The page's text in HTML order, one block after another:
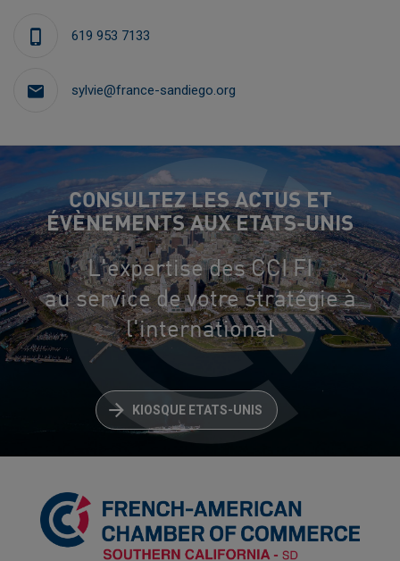
619 953 7133
sylvie@france-sandiego.org
CONSULTEZ LES ACTUS ET
ÉVÈNEMENTS AUX ETATS-UNIS
L'expertise des CCI FI
au service de votre stratégie à
l'international
KIOSQUE ETATS-UNIS